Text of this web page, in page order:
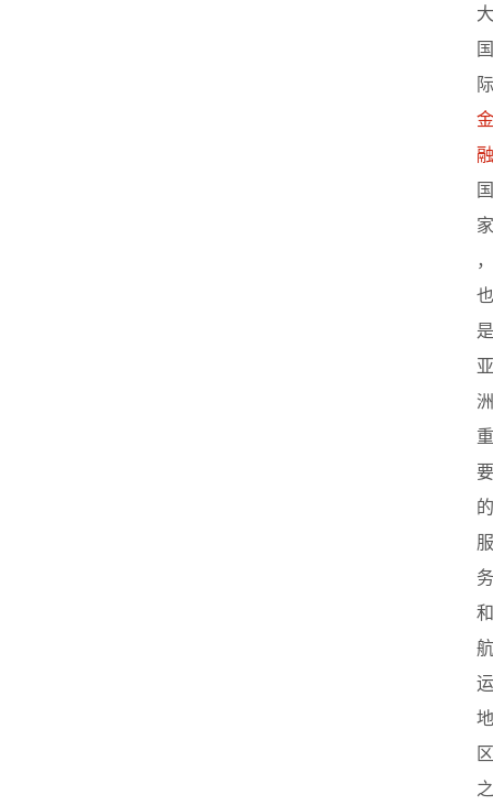
大
国
际
金
融
国
家
，
也
是
亚
洲
重
要
的
服
务
和
航
运
地
区
之